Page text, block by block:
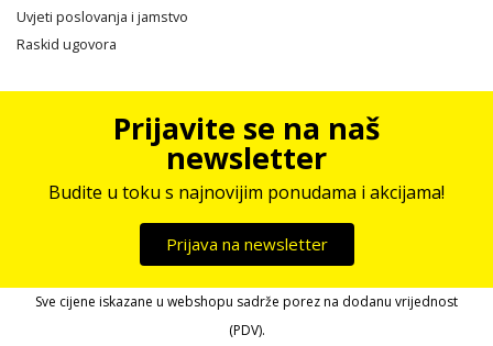
Uvjeti poslovanja i jamstvo
Raskid ugovora
Prijavite se na naš
newsletter
Budite u toku s najnovijim ponudama i akcijama!
Prijava na newsletter
Sve cijene iskazane u webshopu sadrže porez na dodanu vrijednost
(PDV).